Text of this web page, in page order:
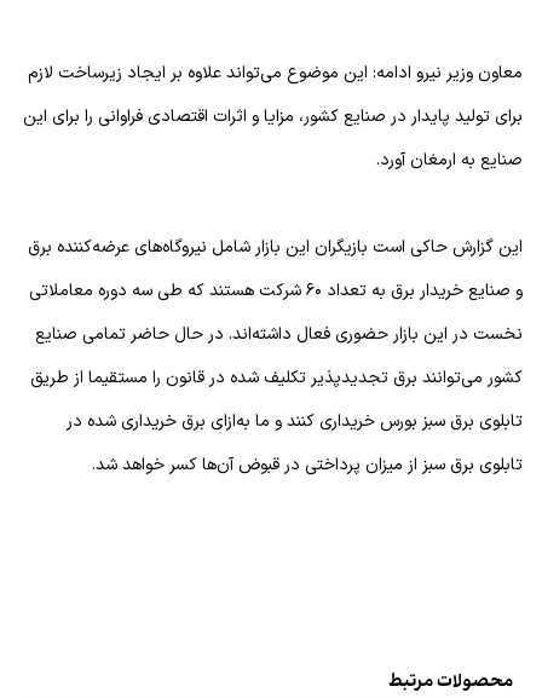
معاون وزیر نیرو ادامه: این موضوع می‌تواند علاوه بر ایجاد زیرساخت لازم
برای تولید پایدار در صنایع کشور، مزایا و اثرات اقتصادی فراوانی را برای این
صنایع به ارمغان آورد.
این گزارش حاکی است بازیگران این بازار شامل نیروگاه‌های عرضه‌کننده برق
و صنایع خریدار برق به تعداد ۶۰ شرکت هستند که طی سه دوره معاملاتی
نخست در این بازار حضوری فعال داشته‌اند. در حال حاضر تمامی صنایع
کشور می‌توانند برق تجدیدپذیر تکلیف شده در قانون را مستقیما از طریق
تابلوی برق سبز بورس خریداری کنند و ما به‌ازای برق خریداری شده در
تابلوی برق سبز از میزان پرداختی در قبوض آن‌ها کسر خواهد شد.
محصولات مرتبط